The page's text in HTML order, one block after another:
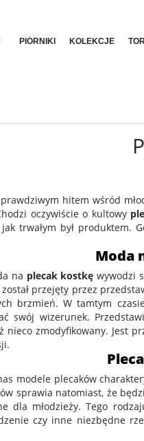
PIÓRNIKI KOLEKCJE
hitem wśród
oczywiście o kultowy
trwałym był produktem.
Moda
na plecak kostkę wywodzi
został przejęty przez
brzmień. W tamtym
swój wizerunek.
nieco zmodyfikowany. Jest
modele plecaków
sprawia natomiast, że
dla młodzieży. Tego
czy inne niezbędne